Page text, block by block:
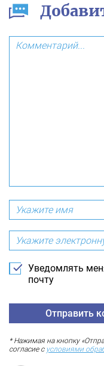
Уведомлять
почту
* Нажимая на кнопку
согласие с условиями